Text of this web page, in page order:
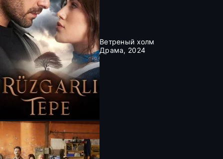
Ветреный холм
Драма, 2024